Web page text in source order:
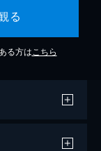
る
る方は こちら